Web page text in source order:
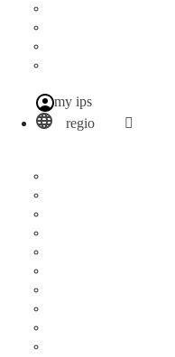
my ips
regio